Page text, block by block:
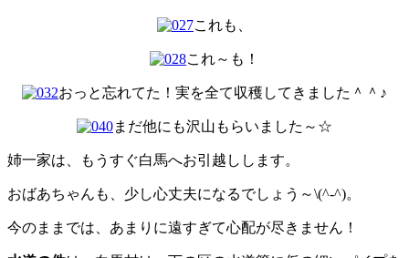
これも、
これ～も！
おっと忘れてた！実を全て収穫してきました＾＾♪
まだ他にも沢山もらいました～☆
姉一家は、もうすぐ白馬へお引越しします。
おばあちゃんも、少し心丈夫になるでしょう～\(^-^)。
今のままでは、あまりに遠すぎて心配が尽きません！